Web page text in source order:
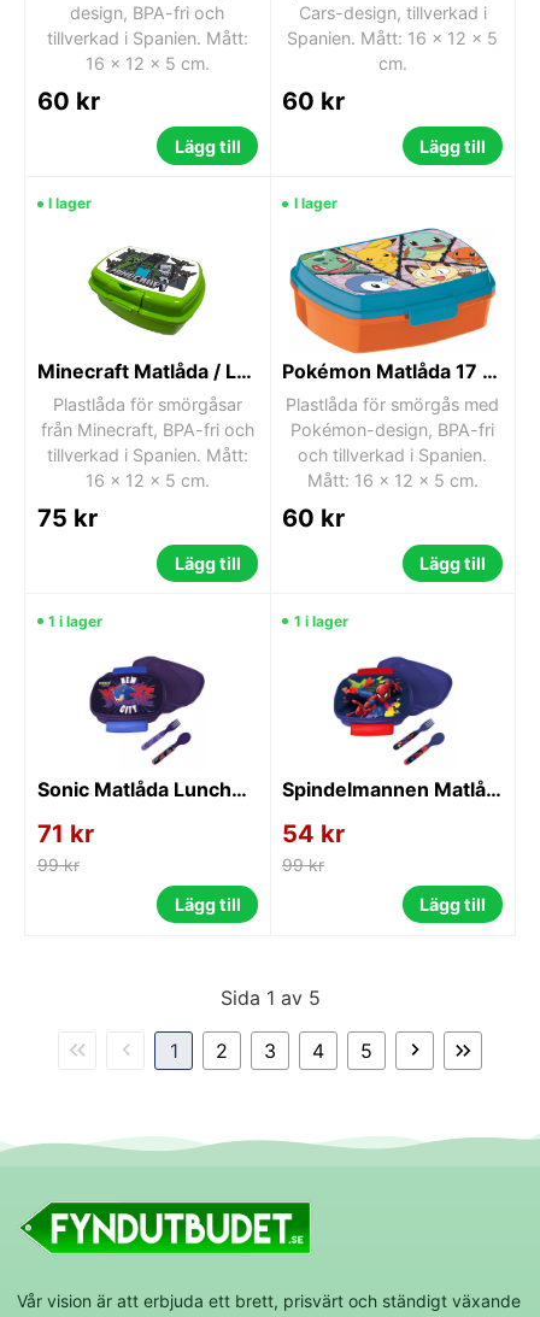
design, BPA-fri och
tillverkad i Spanien. Mått:
16 x 12 x 5 cm.
60 kr
Lägg till
Cars-design, tillverkad i
Spanien. Mått: 16 x 12 x 5
cm.
60 kr
Lägg till
I lager
Minecraft Matlåda / Lunchlåda
Plastlåda för smörgåsar
från Minecraft, BPA-fri och
tillverkad i Spanien. Mått:
16 x 12 x 5 cm.
75 kr
Lägg till
I lager
Pokémon Matlåda 17 cm Lunchlåda / Matlåda
Plastlåda för smörgås med
Pokémon-design, BPA-fri
och tillverkad i Spanien.
Mått: 16 x 12 x 5 cm.
60 kr
Lägg till
1 i lager
Sonic Matlåda Lunchbox med Bestick
71 kr
99 kr
Lägg till
1 i lager
Spindelmannen Matlåda Lunchbox med Bestick
54 kr
99 kr
Lägg till
Sida 1 av 5
1 2 3 4 5
Vår vision är att erbjuda ett brett, prisvärt och ständigt växande